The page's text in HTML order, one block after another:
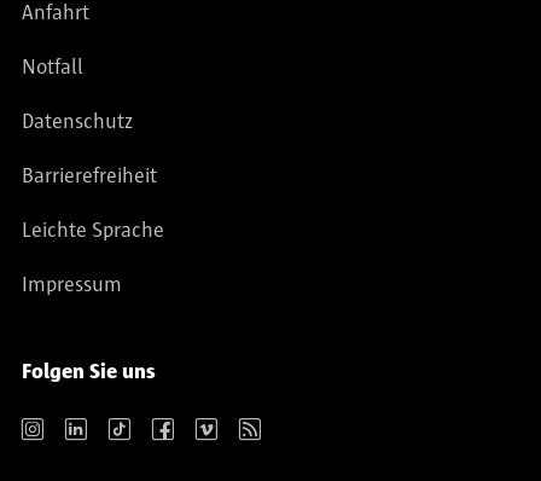
Anfahrt
Notfall
Datenschutz
Barrierefreiheit
Leichte Sprache
Impressum
Folgen Sie uns
Instagram LinkedIn TikTok Facebook Vimeo RSS